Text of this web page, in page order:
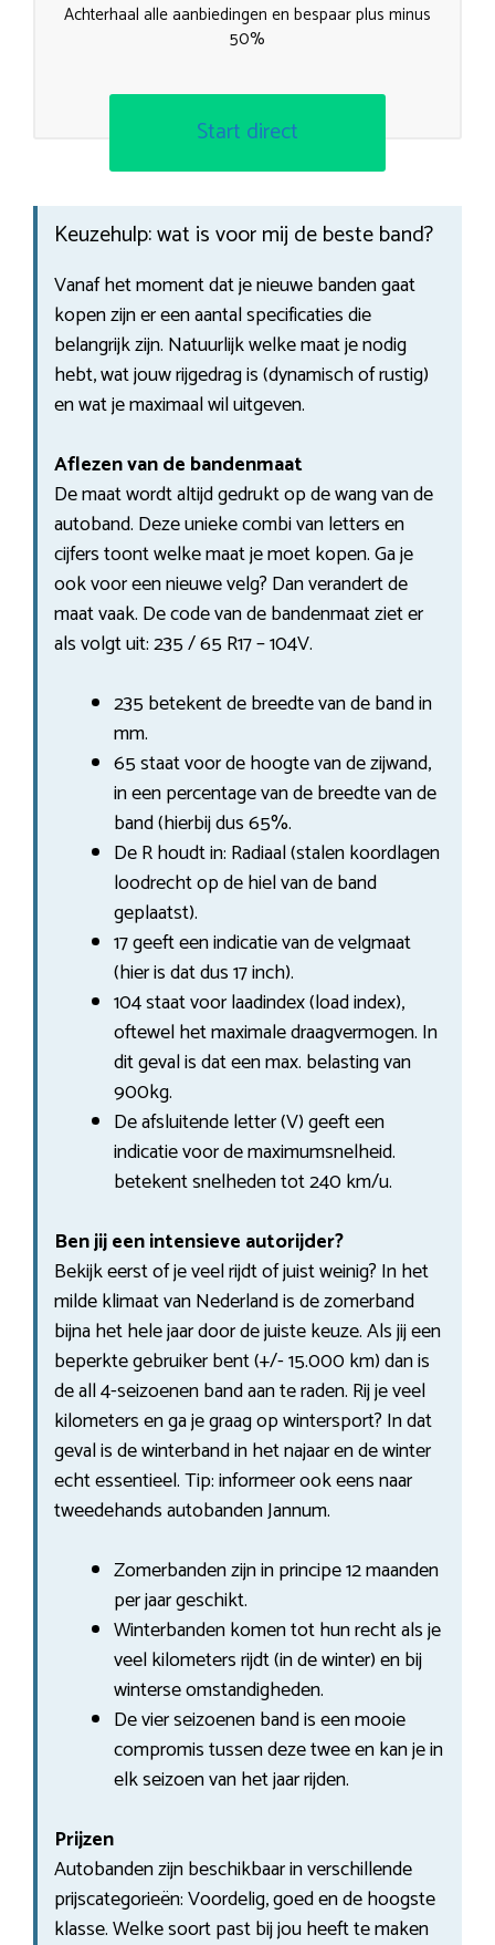
Achterhaal alle aanbiedingen en bespaar plus minus
50%
Start direct
Keuzehulp: wat is voor mij de beste band?
Vanaf het moment dat je nieuwe banden gaat
kopen zijn er een aantal specificaties die
belangrijk zijn. Natuurlijk welke maat je nodig
hebt, wat jouw rijgedrag is (dynamisch of rustig)
en wat je maximaal wil uitgeven.
Aflezen van de bandenmaat
De maat wordt altijd gedrukt op de wang van de
autoband. Deze unieke combi van letters en
cijfers toont welke maat je moet kopen. Ga je
ook voor een nieuwe velg? Dan verandert de
maat vaak. De code van de bandenmaat ziet er
als volgt uit: 235 / 65 R17 – 104V.
235 betekent de breedte van de band in
mm.
65 staat voor de hoogte van de zijwand,
in een percentage van de breedte van de
band (hierbij dus 65%.
De R houdt in: Radiaal (stalen koordlagen
loodrecht op de hiel van de band
geplaatst).
17 geeft een indicatie van de velgmaat
(hier is dat dus 17 inch).
104 staat voor laadindex (load index),
oftewel het maximale draagvermogen. In
dit geval is dat een max. belasting van
900kg.
De afsluitende letter (V) geeft een
indicatie voor de maximumsnelheid.
betekent snelheden tot 240 km/u.
Ben jij een intensieve autorijder?
Bekijk eerst of je veel rijdt of juist weinig? In het
milde klimaat van Nederland is de zomerband
bijna het hele jaar door de juiste keuze. Als jij een
beperkte gebruiker bent (+/- 15.000 km) dan is
de all 4-seizoenen band aan te raden. Rij je veel
kilometers en ga je graag op wintersport? In dat
geval is de winterband in het najaar en de winter
echt essentieel. Tip: informeer ook eens naar
tweedehands autobanden Jannum.
Zomerbanden zijn in principe 12 maanden
per jaar geschikt.
Winterbanden komen tot hun recht als je
veel kilometers rijdt (in de winter) en bij
winterse omstandigheden.
De vier seizoenen band is een mooie
compromis tussen deze twee en kan je in
elk seizoen van het jaar rijden.
Prijzen
Autobanden zijn beschikbaar in verschillende
prijscategorieën: Voordelig, goed en de hoogste
klasse. Welke soort past bij jou heeft te maken